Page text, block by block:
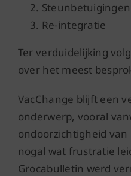
Re-integratie
Ter verduidelijking
over het meest
VacChange blijft een
onderwerp, vooral
ondoorzichtigheid
nogal wat frustratie
Grocabulletin werd